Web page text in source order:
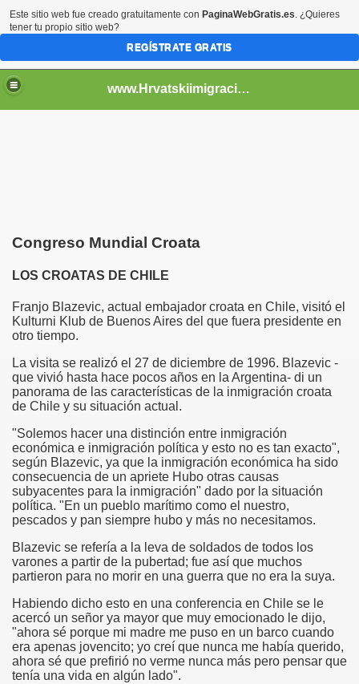
www.Hrvatskiimigracije.es.tl
Congreso Mundial Croata
LOS CROATAS DE CHILE
Franjo Blazevic, actual embajador croata en Chile, visitó el
Kulturni Klub de Buenos Aires del que fuera presidente en
otro tiempo.
La visita se realizó el 27 de diciembre de 1996. Blazevic -
que vivió hasta hace pocos años en la Argentina- di un
panorama de las características de la inmigración croata
de Chile y su situación actual.
"Solemos hacer una distinción entre inmigración
económica e inmigración política y esto no es tan exacto",
según Blazevic, ya que la inmigración económica ha sido
consecuencia de un apriete Hubo otras causas
subyacentes para la inmigración" dado por la situación
política. "En un pueblo marítimo como el nuestro,
pescados y pan siempre hubo y más no necesitamos.
Blazevic se refería a la leva de soldados de todos los
varones a partir de la pubertad; fue así que muchos
partieron para no morir en una guerra que no era la suya.
Habiendo dicho esto en una conferencia en Chile se le
acercó un señor ya mayor que muy emocionado le dijo,
"ahora sé porque mi madre me puso en un barco cuando
era apenas jovencito; yo creí que nunca me había querido,
ahora sé que prefirió no verme nunca más pero pensar que
tenía una vida en algún lado".
Este sitio web fue creado gratuitamente con PaginaWebGratis.es. ¿Quieres
tener tu propio sitio web?
REGÍSTRATE GRATIS